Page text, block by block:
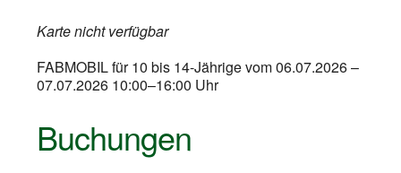
Karte nicht verfügbar
FABMOBIL für 10 bis 14-Jährige vom 06.07.2026 –
07.07.2026 10:00–16:00 Uhr
Buchungen